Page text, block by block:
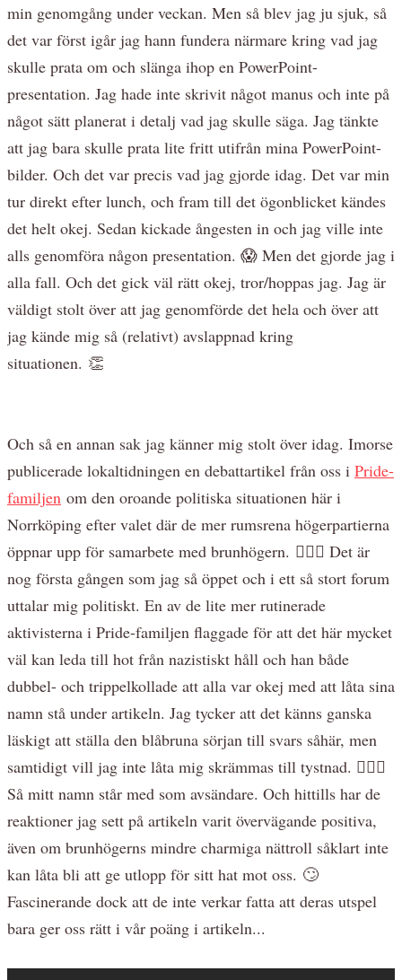
min genomgång under veckan. Men så blev jag ju sjuk, så
det var först igår jag hann fundera närmare kring vad jag
skulle prata om och slänga ihop en PowerPoint-
presentation. Jag hade inte skrivit något manus och inte på
något sätt planerat i detalj vad jag skulle säga. Jag tänkte
att jag bara skulle prata lite fritt utifrån mina PowerPoint-
bilder. Och det var precis vad jag gjorde idag. Det var min
tur direkt efter lunch, och fram till det ögonblicket kändes
det helt okej. Sedan kickade ångesten in och jag ville inte
alls genomföra någon presentation. 😱 Men det gjorde jag i
alla fall. Och det gick väl rätt okej, tror/hoppas jag. Jag är
väldigt stolt över att jag genomförde det hela och över att
jag kände mig så (relativt) avslappnad kring
situationen. 👏
Och så en annan sak jag känner mig stolt över idag. Imorse
publicerade lokaltidningen en debattartikel från oss i Pride-
familjen om den oroande politiska situationen här i
Norrköping efter valet där de mer rumsrena högerpartierna
öppnar upp för samarbete med brunhögern. 🏳️‍🌈💔 Det är
nog första gången som jag så öppet och i ett så stort forum
uttalar mig politiskt. En av de lite mer rutinerade
aktivisterna i Pride-familjen flaggade för att det här mycket
väl kan leda till hot från nazistiskt håll och han både
dubbel- och trippelkollade att alla var okej med att låta sina
namn stå under artikeln. Jag tycker att det känns ganska
läskigt att ställa den blåbruna sörjan till svars såhär, men
samtidigt vill jag inte låta mig skrämmas till tystnad. 🏳️‍🌈✊
Så mitt namn står med som avsändare. Och hittills har de
reaktioner jag sett på artikeln varit övervägande positiva,
även om brunhögerns mindre charmiga nättroll såklart inte
kan låta bli att ge utlopp för sitt hat mot oss. 🙄
Fascinerande dock att de inte verkar fatta att deras utspel
bara ger oss rätt i vår poäng i artikeln...